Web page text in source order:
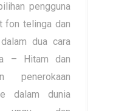
pengguna
fon telinga dan
dua cara
– Hitam dan
penerokaan
dalam dunia